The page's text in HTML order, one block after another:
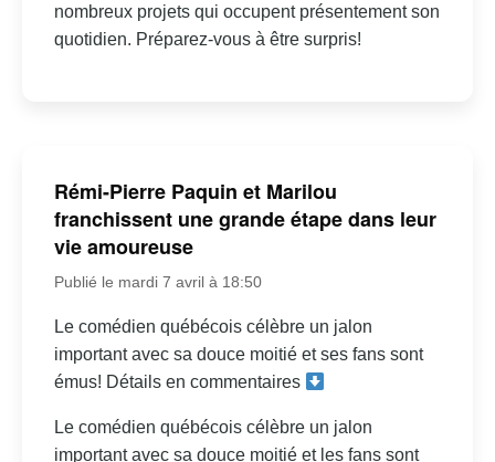
nombreux projets qui occupent présentement son
quotidien. Préparez-vous à être surpris!
Rémi-Pierre Paquin et Marilou
franchissent une grande étape dans leur
vie amoureuse
Publié le mardi 7 avril à 18:50
Le comédien québécois célèbre un jalon
important avec sa douce moitié et ses fans sont
émus! Détails en commentaires
Le comédien québécois célèbre un jalon
important avec sa douce moitié et les fans sont